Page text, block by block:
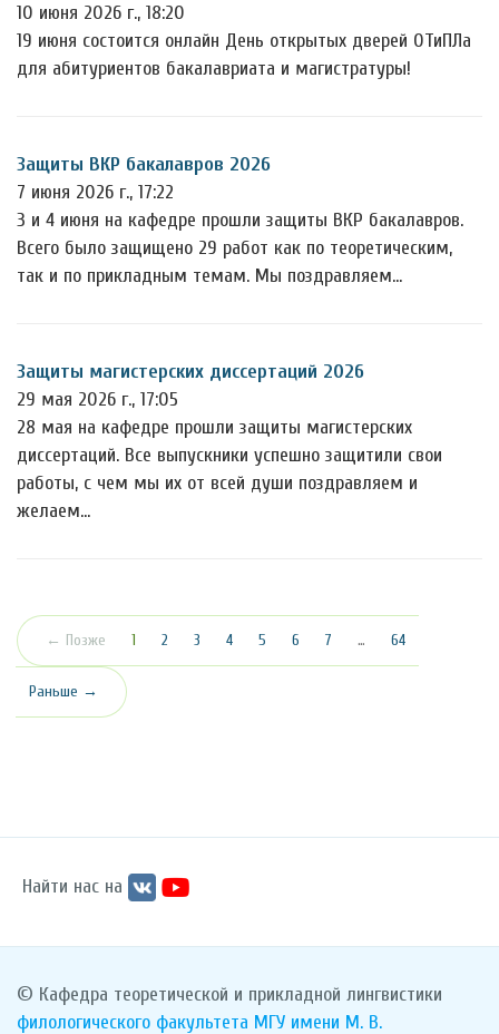
10 июня 2026 г., 18:20
19 июня состоится онлайн День открытых дверей ОТиПЛа
для абитуриентов бакалавриата и магистратуры!
Защиты ВКР бакалавров 2026
7 июня 2026 г., 17:22
3 и 4 июня на кафедре прошли защиты ВКР бакалавров.
Всего было защищено 29 работ как по теоретическим,
так и по прикладным темам. Мы поздравляем…
Защиты магистерских диссертаций 2026
29 мая 2026 г., 17:05
28 мая на кафедре прошли защиты магистерских
диссертаций. Все выпускники успешно защитили свои
работы, с чем мы их от всей души поздравляем и
желаем…
← Позже 1 (текущая)
2 3 4 5 6 7 … 64
Раньше →
Найти нас на
© Кафедра теоретической и прикладной лингвистики
филологического факультета МГУ имени М. В.